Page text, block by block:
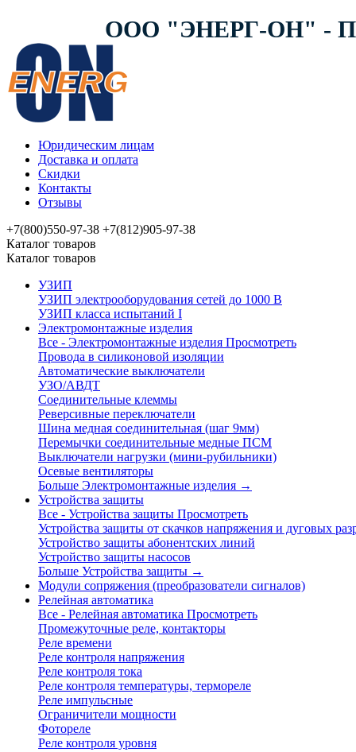
ООО "ЭНЕРГ-ОН" -
Юридическим лицам
Доставка и оплата
Скидки
Контакты
Отзывы
+7(800)550-97-38 +7(812)905-97-38
Каталог товаров
Каталог товаров
УЗИП
УЗИП электрооборудования сетей до 1000 В
УЗИП клaссa испытаний I
Электромонтажные изделия
Все - Электромонтажные изделия Просмотреть
Провода в силиконовой изоляции
Автоматические выключатели
УЗО/АВДТ
Соединительные клеммы
Реверсивные переключатели
Шина медная соединительная (шаг 9мм)
Перемычки соединительные медные ПСМ
Выключатели нагрузки (мини-рубильники)
Осевые вентиляторы
Больше Электромонтажные изделия →
Устройства защиты
Все - Устройства защиты Просмотреть
Устройства защиты от скачков напряжения и дуговых
Устройство защиты абонентских линий
Устройство защиты насосов
Больше Устройства защиты →
Модули сопряжения (преобразователи сигналов)
Релейная автоматика
Все - Релейная автоматика Просмотреть
Промежуточные реле, контакторы
Реле времени
Реле контроля напряжения
Реле контроля тока
Реле контроля температуры, термореле
Реле импульсные
Ограничители мощности
Фотореле
Реле контроля уровня